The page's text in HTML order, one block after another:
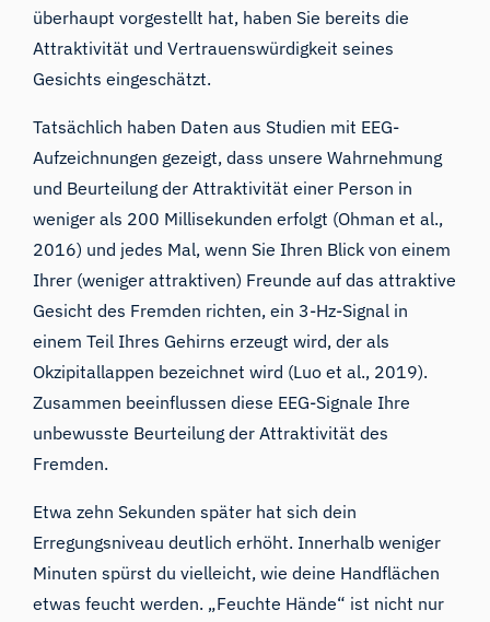
überhaupt vorgestellt hat, haben Sie bereits die
Attraktivität und Vertrauenswürdigkeit seines
Gesichts eingeschätzt.
Tatsächlich haben Daten aus Studien mit EEG-
Aufzeichnungen gezeigt, dass unsere Wahrnehmung
und Beurteilung der Attraktivität einer Person in
weniger als 200 Millisekunden erfolgt (Ohman et al.,
2016) und jedes Mal, wenn Sie Ihren Blick von einem
Ihrer (weniger attraktiven) Freunde auf das attraktive
Gesicht des Fremden richten, ein 3-Hz-Signal in
einem Teil Ihres Gehirns erzeugt wird, der als
Okzipitallappen bezeichnet wird (Luo et al., 2019).
Zusammen beeinflussen diese EEG-Signale Ihre
unbewusste Beurteilung der Attraktivität des
Fremden.
Etwa zehn Sekunden später hat sich dein
Erregungsniveau deutlich erhöht. Innerhalb weniger
Minuten spürst du vielleicht, wiedeine Handflächen
etwas feucht werden. „Feuchte Hände“ ist nicht nur